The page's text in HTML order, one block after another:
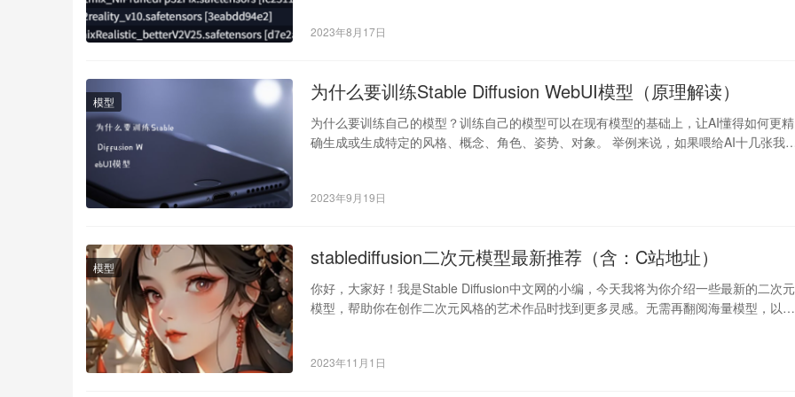
2023年8月17日
模型 为什么要训练Stable Diffusion WebUI模型（原理解读）
为什么要训练自己的模型？训练自己的模型可以在现有模型的基础上，让AI懂得如何更精
确生成或生成特定的风格、概念、角色、姿势、对象。 举例来说，如果喂给AI十几张我
2023年9月19日
模型 stablediffusion二次元模型最新推荐（含：C站地址）
你好，大家好！我是Stable Diffusion中文网的小编，今天我将为你介绍一些最新的二次元
模型，帮助你在创作二次元风格的艺术作品时找到更多灵感。无需再翻阅海量模型，以下
2023年11月1日